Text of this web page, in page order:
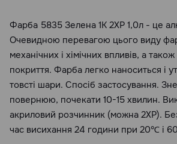
Фарба 5835 Зелена 1К 2ХР 1,0л - це
Очевидною перевагою цього виду
механічних і хімічних впливів, а також
покриття. Фарба легко наноситься і
товсті шари. Спосіб застосування.
повернюю, почекати 10-15 хвилин.
акриловий розчинник (можна 2XP).
час висихання 24 години при 20℃ і